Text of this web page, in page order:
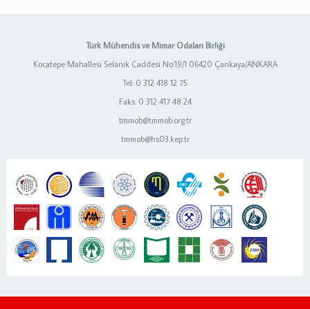
Türk Mühendis ve Mimar Odaları Birliği
Kocatepe Mahallesi Selanik Caddesi No:19/1 06420 Çankaya/ANKARA
Tel: 0 312 418 12 75
Faks: 0 312 417 48 24
tmmob@tmmob.org.tr
tmmob@hs03.kep.tr